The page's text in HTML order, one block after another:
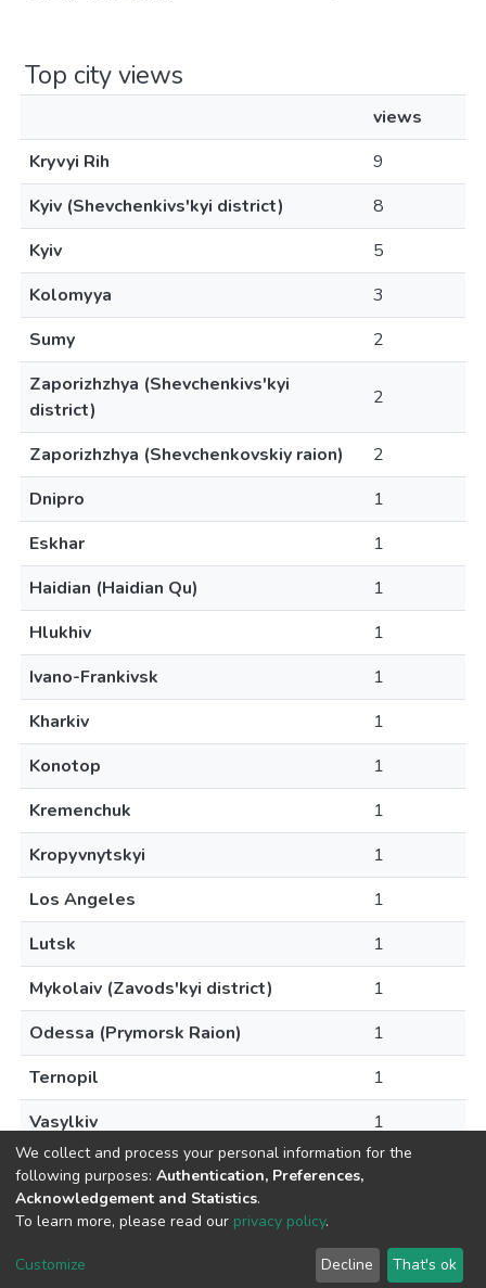
Top city views
views
Kryvyi Rih
9
Kyiv (Shevchenkivs'kyi district)
8
Kyiv
5
Kolomyya
3
Sumy
2
Zaporizhzhya (Shevchenkivs'kyi
district)
2
Zaporizhzhya (Shevchenkovskiy raion)
2
Dnipro
1
Eskhar
1
Haidian (Haidian Qu)
1
Hlukhiv
1
Ivano-Frankivsk
1
Kharkiv
1
Konotop
1
Kremenchuk
1
Kropyvnytskyi
1
Los Angeles
1
Lutsk
1
Mykolaiv (Zavods'kyi district)
1
Odessa (Prymorsk Raion)
1
Ternopil
1
Vasylkiv
1
DSpace software and SSPU named after A.S. Makarenko
LYRASIS
Send Feedback
We collect and process your personal information for the
following purposes: Authentication, Preferences,
Acknowledgement and Statistics.
To learn more, please read our privacy policy.
Customize Decline That's ok